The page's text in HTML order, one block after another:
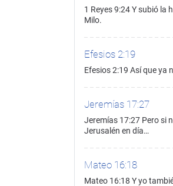
1 Reyes 9:24 Y subió la
Milo.
Efesios 2:19
Efesios 2:19 Así que ya
Jeremías 17:27
Jeremías 17:27 Pero si
Jerusalén en día…
Mateo 16:18
Mateo 16:18 Y yo